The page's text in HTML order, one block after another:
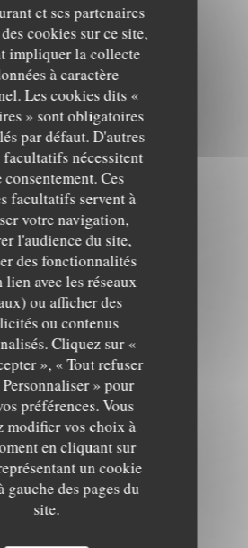
et ses partenaires
cookies sur ce site,
impliquer la collecte
à caractère
Les cookies dits «
» sont obligatoires
par défaut. D'autres
nécessitent
consentement. Ces
facultatifs servent à
votre navigation,
l'audience du site,
des fonctionnalités
lien avec les réseaux
ou afficher des
ou contenus
Cliquez sur «
», « Tout refuser
» pour
préférences. Vous
modifier vos choix à
en cliquant sur
un cookie
gauche des pages du
site.